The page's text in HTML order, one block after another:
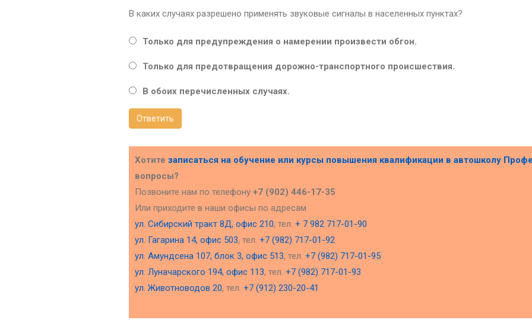
В каких случаях разрешено применять звуковые сигналы в населенных пунктах?
Только для предупреждения о намерении произвести обгон.
Только для предотвращения дорожно-транспортного происшествия.
В обоих перечисленных случаях.
Ответить
Хотите записаться на обучение или курсы повышения квалификации в автошколу
вопросы?
Позвоните нам по телефону +7 (902) 446-17-35
Или приходите в наши офисы по адресам
ул. Сибирский тракт 8Д, офис 210, тел. + 7 982 717-01-90
ул. Гагарина 14, офис 503, тел. +7 (982) 717-01-92
ул. Амундсена 107, блок 3, офис 513, тел. +7 (982) 717-01-95
ул. Луначарского 194, офис 113, тел. +7 (982) 717-01-93
ул. Животноводов 20, тел. +7 (912) 230-20-41